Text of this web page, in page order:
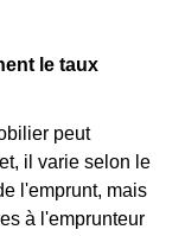
le taux
peut
il varie selon le
l'emprunt, mais
à l'emprunteur